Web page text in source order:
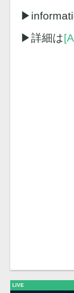
▶︎詳細は
LIVE